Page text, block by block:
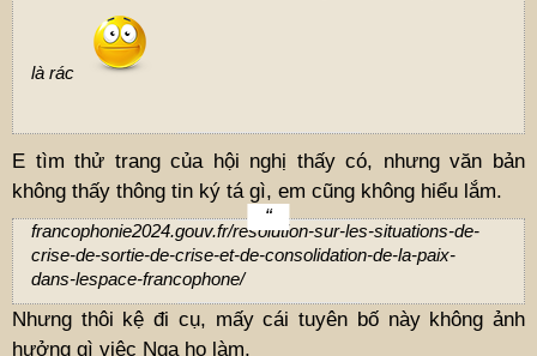
là rác
E tìm thử trang của hội nghị thấy có, nhưng văn bản
không thấy thông tin ký tá gì, em cũng không hiểu lắm.
francophonie2024.gouv.fr/resolution-sur-les-situations-de-
crise-de-sortie-de-crise-et-de-consolidation-de-la-paix-
dans-lespace-francophone/
Nhưng thôi kệ đi cụ, mấy cái tuyên bố này không ảnh
hưởng gì việc Nga họ làm,